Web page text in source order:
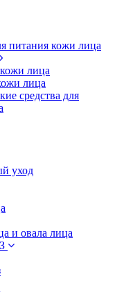
питания кожи лица
лица
лица
средства для
уход
и овала лица